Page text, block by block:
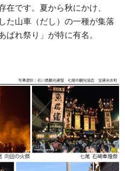
です。夏から秋にかけ、
た山車（だし）の一種が集落
ばれ祭り」が特に有名。